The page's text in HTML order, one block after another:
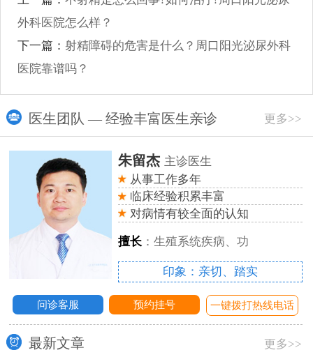
外科医院怎么样？
下一篇： 射精障碍的危害是什么？周口阳光泌尿外科
医院靠谱吗？
医生团队 — 经验丰富医生亲诊 更多>>
朱留杰 主诊医生
从事工作多年
临床经验积累丰富
对病情有较全面的认知
擅长：生殖系统疾病、功
印象：亲切、踏实
问诊客服 预约挂号 一键拨打热线电话
最新文章 更多>>